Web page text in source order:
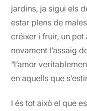
jardins, ja sigui els
estar plens de
créixer i fruir, un
novament l’assaig
“l’amor
en aquells que
I és tot això el que